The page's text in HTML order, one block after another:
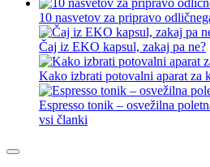
10 nasvetov za pripravo
Čaj iz EKO kapsul, zakaj pa ne?
Kako izbrati potovalni aparat za
Espresso tonik – osvežilna
vsi članki